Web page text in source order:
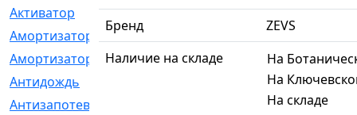
Активатор
[1]
Амортизатор
[608]
Амортизаторы
[21]
Антидождь
Антизапотеватель
Бренд
ZEVS
Наличие на складе
На
На
На складе